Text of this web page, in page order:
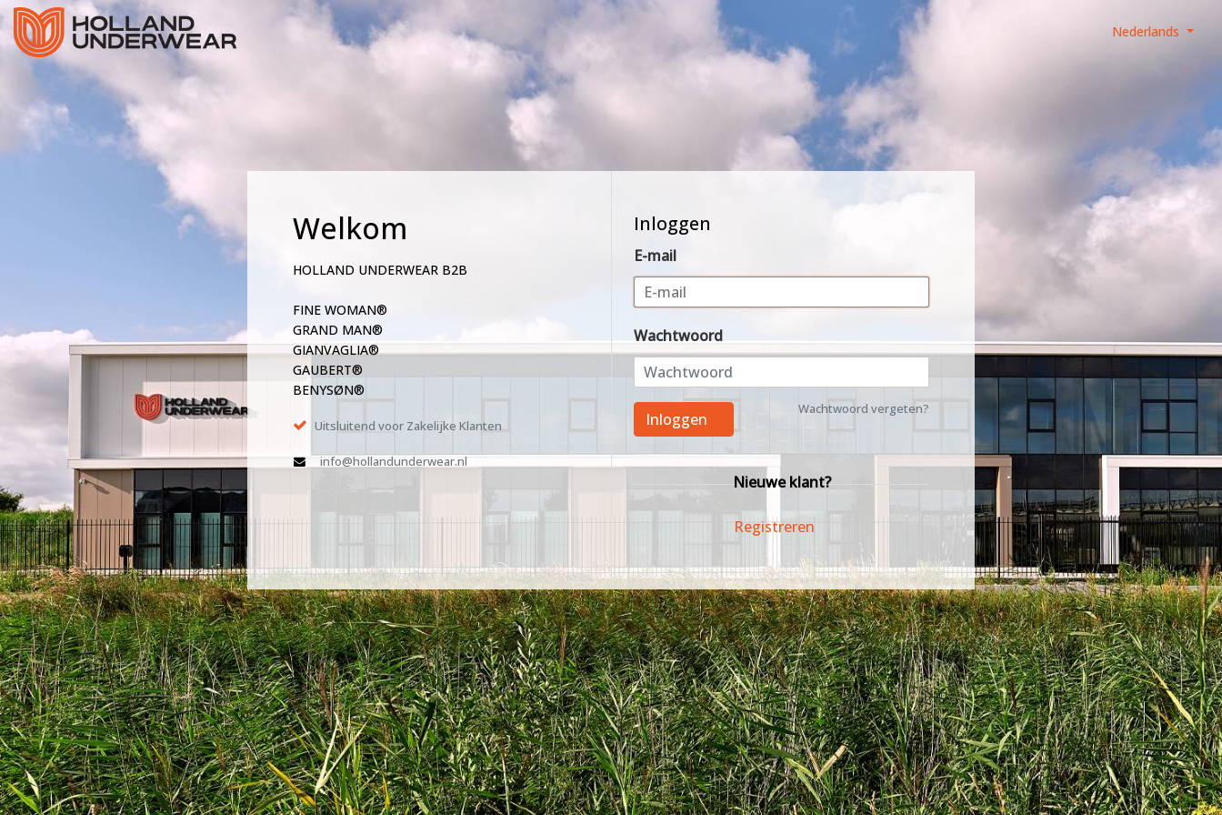
Nederlands
Welkom
HOLLAND UNDERWEAR B2B
FINE WOMAN®
GRAND MAN®
GIANVAGLIA®
GAUBERT®
BENYSØN®
Uitsluitend voor Zakelijke Klanten
info@hollandunderwear.nl
Inloggen
E-mail
Wachtwoord
Wachtwoord vergeten?
Inloggen
Nieuwe klant?
Registreren